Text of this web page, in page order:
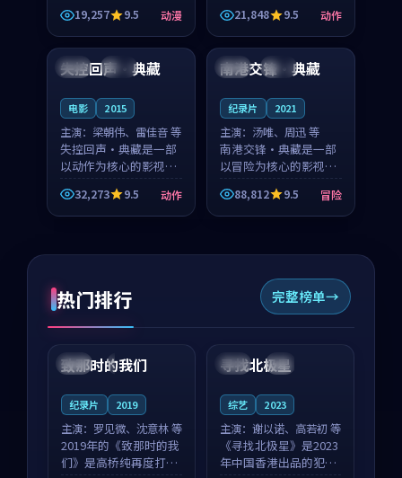
人物成长展开，整体节
奏紧凑，值得推荐观
看。
19,257 9.5 动漫
长展开，整体节奏紧
凑，值得推荐观看。
21,848 9.5 动作
英国 完结
失控回声·典藏
电影 2015
主演： 梁朝伟、雷佳音 等
失控回声·典藏是一部
以动作为核心的影视作
品，围绕危机、反转与
人物成长展开，整体节
奏紧凑，值得推荐观
32,273 9.5 动作
中国 热播
南港交锋·典藏
纪录片 2021
主演： 汤唯、周迅 等
南港交锋·典藏是一部
以冒险为核心的影视作
品，围绕危机、反转与
人物成长展开，整体节
奏紧凑，值得推荐观
88,812 9.5 冒险
热门排行 完整榜单
中国 4K
99:22
致那时的我们
纪录片 2019
主演： 罗见微、沈意林 等
2019年的《致那时的我
们》是高桥纯再度打磨
中国 4K
99:18
寻找北极星
综艺 2023
主演： 谢以诺、高若初 等
《寻找北极星》是2023
年中国香港出品的犯罪